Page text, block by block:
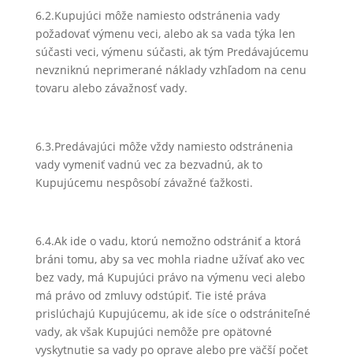
6.2.Kupujúci môže namiesto odstránenia vady
požadovať výmenu veci, alebo ak sa vada týka len
súčasti veci, výmenu súčasti, ak tým Predávajúcemu
nevzniknú neprimerané náklady vzhľadom na cenu
tovaru alebo závažnosť vady.
6.3.Predávajúci môže vždy namiesto odstránenia
vady vymeniť vadnú vec za bezvadnú, ak to
Kupujúcemu nespôsobí závažné ťažkosti.
6.4.Ak ide o vadu, ktorú nemožno odstrániť a ktorá
bráni tomu, aby sa vec mohla riadne užívať ako vec
bez vady, má Kupujúci právo na výmenu veci alebo
má právo od zmluvy odstúpiť. Tie isté práva
prislúchajú Kupujúcemu, ak ide síce o odstrániteľné
vady, ak však Kupujúci nemôže pre opätovné
vyskytnutie sa vady po oprave alebo pre väčší počet